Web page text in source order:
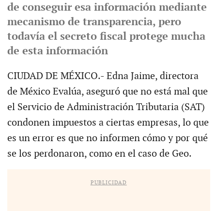
de conseguir esa información mediante
mecanismo de transparencia, pero
todavía el secreto fiscal protege mucha
de esta información
CIUDAD DE MÉXICO.- Edna Jaime, directora
de México Evalúa, aseguró que no está mal que
el Servicio de Administración Tributaria (SAT)
condonen impuestos a ciertas empresas, lo que
es un error es que no informen cómo y por qué
se los perdonaron, como en el caso de Geo.
PUBLICIDAD